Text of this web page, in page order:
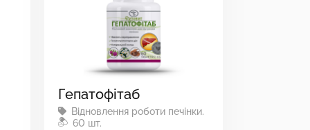
Гепатофітаб
Відновлення роботи печінки.
60 шт.